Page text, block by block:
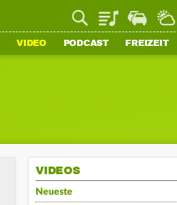
PlaylistStaupilot
VIDEO PODCAST FREIZEIT
VIDEOS
Neueste